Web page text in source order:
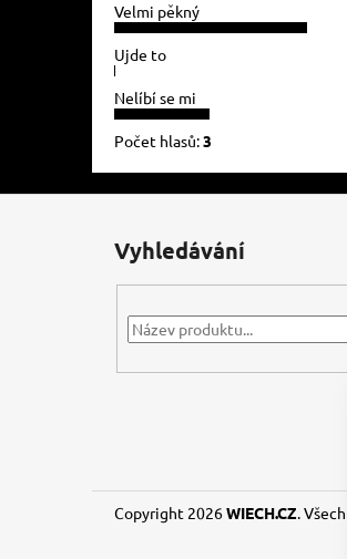
Velmi pěkný
Ujde to
Nelíbí se mi
Počet hlasů:3
Vyhledávání
Copyright 2026WIECH.CZ.